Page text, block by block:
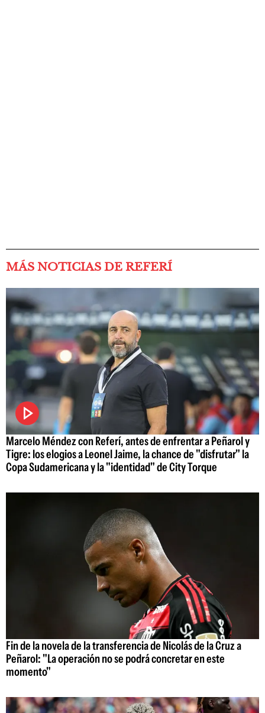
MÁS NOTICIAS DE REFERÍ
Marcelo Méndez con Referí, antes de enfrentar a Peñarol y
Tigre: los elogios a Leonel Jaime, la chance de "disfrutar" la
Copa Sudamericana y la "identidad" de City Torque
Fin de la novela de la transferencia de Nicolás de la Cruz a
Peñarol: "La operación no se podrá concretar en este
momento"